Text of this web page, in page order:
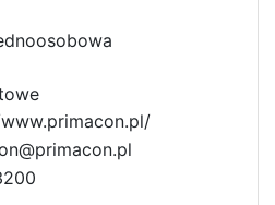
24
00